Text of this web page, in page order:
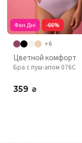
Фан Дні -66%
+6
Цветной комфорт
Бра с пуш-апом 076C
359 ₴